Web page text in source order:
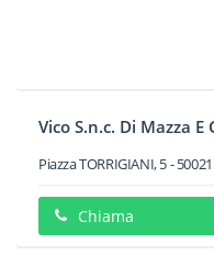
Vico S.n.c. Di Mazza E
Piazza TORRIGIANI, 5-50021
Chiama